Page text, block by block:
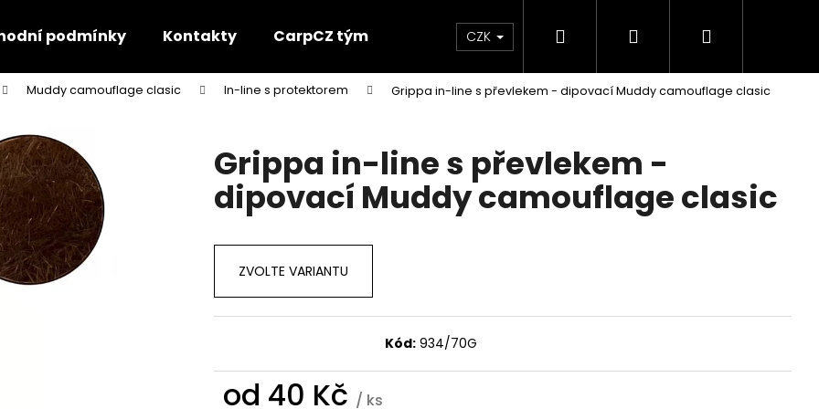
podmínky Kontakty CarpCZ tým Velkoobchod
CZK Hledat PřihlášeníNákupní
Muddy camouflage clasic In-line s protektorem Grippa in-line s převlekem - dipovací Muddy camouflage clasic
Grippa in-line s převlekem -
dipovací Muddy camouflage clasic
ZVOLTE VARIANTU
Kód: 934/70G
od 40 Kč / ks
Co potřebujete najít?
HLEDAT
Doporučujeme
PRO DALEKÉ HODY
SLZA S OBRATLIKEM